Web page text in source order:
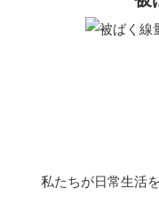
私たちが日常生活